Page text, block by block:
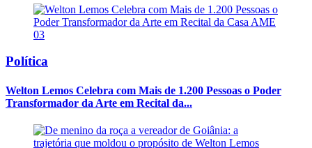
03
Política
Welton Lemos Celebra com Mais de 1.200 Pessoas o Poder
Transformador da Arte em Recital da...